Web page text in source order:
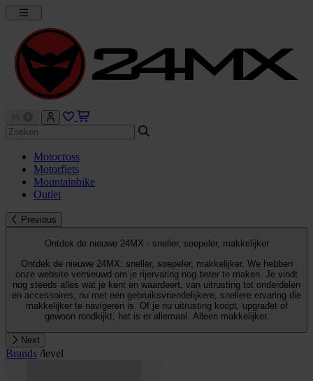
Motocross
Motorfiets
Mountainbike
Outlet
Previous
Ontdek de nieuwe 24MX - sneller, soepeler, makkelijker
Ontdek de nieuwe 24MX: sneller, soepeler, makkelijker. We hebben
onze website vernieuwd om je rijervaring nog beter te maken. Je vindt
nog steeds alles wat je kent en waardeert, van uitrusting tot onderdelen
en accessoires, nu met een gebruiksvriendelijkere, snellere ervaring die
makkelijker te navigeren is. Of je nu uitrusting koopt, upgradet of
gewoon rondkijkt, het is er allemaal. Alleen makkelijker.
Next
Brands /level